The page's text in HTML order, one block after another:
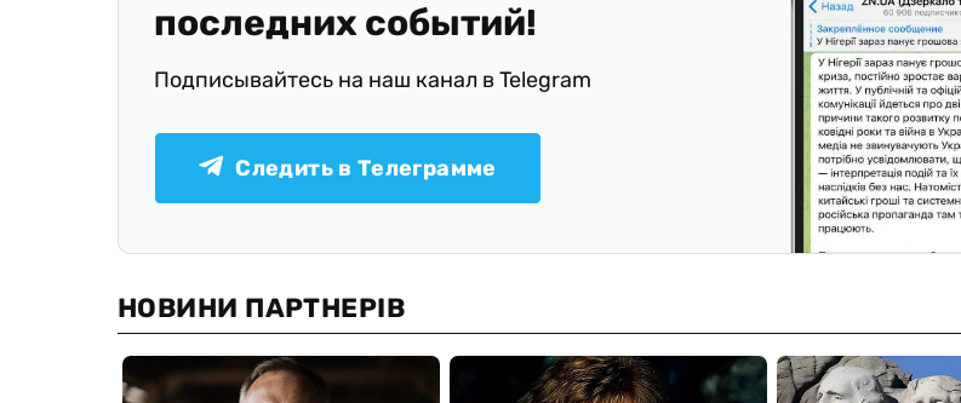
последних событий!
Подписывайтесь на наш канал в Telegram
Следить в Телеграмме